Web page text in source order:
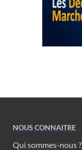
NOUS CONNAITRE
Qui sommes-nous ?